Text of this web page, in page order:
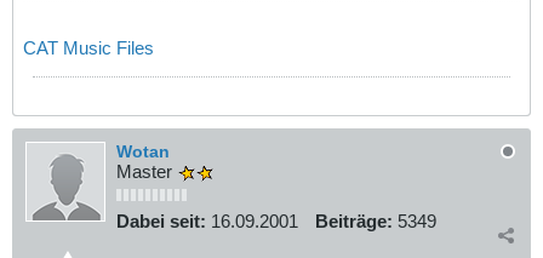
CAT Music Files
Wotan
Master
Dabei seit: 16.09.2001 Beiträge: 5349